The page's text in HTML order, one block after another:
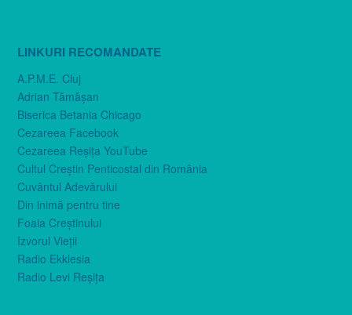
LINKURI RECOMANDATE
A.P.M.E. Cluj
Adrian Tămăşan
Biserica Betania Chicago
Cezareea Facebook
Cezareea Reşiţa YouTube
Cultul Creştin Penticostal din România
Cuvântul Adevărului
Din inimă pentru tine
Foaia Creştinului
Izvorul Vieţii
Radio Ekklesia
Radio Levi Reşiţa